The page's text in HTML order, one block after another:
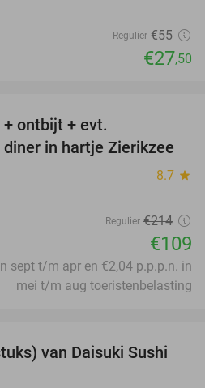
Regulier €55
€27,50
ontbijt + evt.
in hartje Zierikzee
8.7 star
Regulier €214
€109
sept t/m apr en €2,04 p.p.p.n. in
mei t/m aug toeristenbelasting
46%
van Daisuki Sushi